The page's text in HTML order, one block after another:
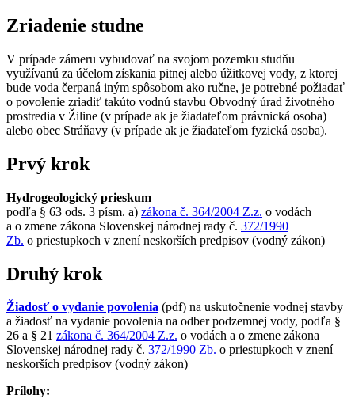
Zriadenie studne
V prípade zámeru vybudovať na svojom pozemku studňu
využívanú za účelom získania pitnej alebo úžitkovej vody, z ktorej
bude voda čerpaná iným spôsobom ako ručne, je potrebné požiadať
o povolenie zriadiť takúto vodnú stavbu Obvodný úrad životného
prostredia v Žiline (v prípade ak je žiadateľom právnická osoba)
alebo obec Stráňavy (v prípade ak je žiadateľom fyzická osoba).
Prvý krok
Hydrogeologický prieskum
podľa § 63 ods. 3 písm. a) zákona č. 364/2004 Z.z. o vodách
a o zmene zákona Slovenskej národnej rady č. 372/1990
Zb. o priestupkoch v znení neskorších predpisov (vodný zákon)
Druhý krok
Žiadosť o vydanie povolenia (pdf) na uskutočnenie vodnej stavby
a žiadosť na vydanie povolenia na odber podzemnej vody, podľa §
26 a § 21 zákona č. 364/2004 Z.z. o vodách a o zmene zákona
Slovenskej národnej rady č. 372/1990 Zb. o priestupkoch v znení
neskorších predpisov (vodný zákon)
Prílohy: